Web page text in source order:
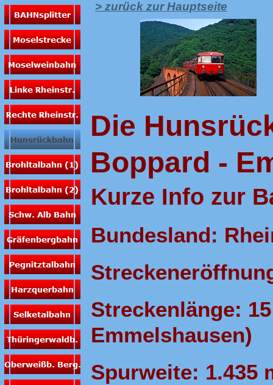
> zurück zur Hauptseite
Die
Boppard -
Kurze Info zur
Bundesland:
Streckenlänge:
Emmelshausen)
Spurweite: 1.435